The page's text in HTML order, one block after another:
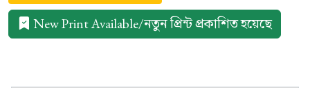
New Print Available/নতুন প্রিন্ট প্রকাশিত হয়েছে